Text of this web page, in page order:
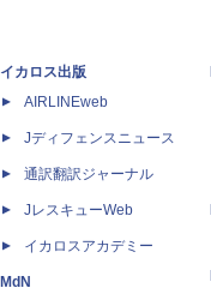
イカロス出版
AIRLINEweb
Jディフェンスニュース
通訳翻訳ジャーナル
JレスキューWeb
イカロスアカデミー
MdN